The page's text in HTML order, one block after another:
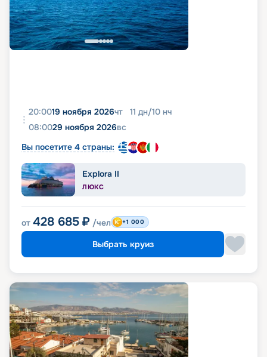
20:0019 ноября 2026чт 11 дн/10 нч
08:0029 ноября 2026вс
Вы посетите 4 страны:
Explora II
ЛЮКС
от 428 685 ₽ /чел +1 000
Выбрать круиз